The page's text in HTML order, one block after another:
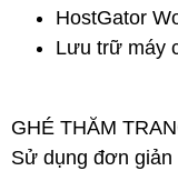
HostGator
Lưu trữ máy
GHÉ THĂM
Sử dụng đơn